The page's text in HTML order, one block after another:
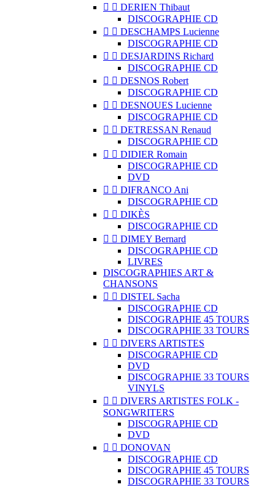
  DERIEN Thibaut
DISCOGRAPHIE CD
  DESCHAMPS Lucienne
DISCOGRAPHIE CD
  DESJARDINS Richard
DISCOGRAPHIE CD
  DESNOS Robert
DISCOGRAPHIE CD
  DESNOUES Lucienne
DISCOGRAPHIE CD
  DETRESSAN Renaud
DISCOGRAPHIE CD
  DIDIER Romain
DISCOGRAPHIE CD
DVD
  DIFRANCO Ani
DISCOGRAPHIE CD
  DIKÈS
DISCOGRAPHIE CD
  DIMEY Bernard
DISCOGRAPHIE CD
LIVRES
DISCOGRAPHIES ART &
CHANSONS
  DISTEL Sacha
DISCOGRAPHIE CD
DISCOGRAPHIE 45 TOURS
DISCOGRAPHIE 33 TOURS
  DIVERS ARTISTES
DISCOGRAPHIE CD
DVD
DISCOGRAPHIE 33 TOURS
VINYLS
  DIVERS ARTISTES FOLK -
SONGWRITERS
DISCOGRAPHIE CD
DVD
  DONOVAN
DISCOGRAPHIE CD
DISCOGRAPHIE 45 TOURS
DISCOGRAPHIE 33 TOURS